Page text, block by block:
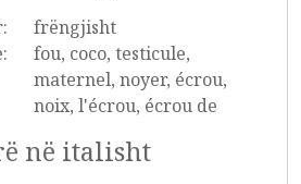
frëngjisht
fou, coco, testicule,
maternel, noyer, écrou,
noix, l'écrou, écrou de
në italisht